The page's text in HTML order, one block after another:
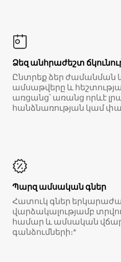
Ձեզ անհրաժեշտ
Ընտրեք ձեր ժամանման
ամսաթվերը և
առցանց՝ առանց որևէ
հանձնառության կամ
Պարզ ամսական գներ
Հատուկ գներ
վարձակալությամբ
համար և ամսական
գանձումների։*